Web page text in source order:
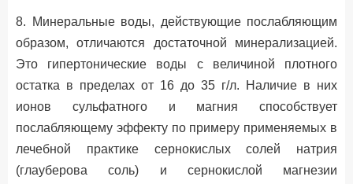
8. Минеральные воды, действующие послабляющим
образом, отличаются достаточной минерализацией.
Это гипертонические воды с величиной плотного
остатка в пределах от 16 до 35 г/л. Наличие в них
ионов сульфатного и магния способствует
послабляющему эффекту по примеру применяемых в
лечебной практике сернокислых солей натрия
(глауберова соль) и сернокислой магнезии